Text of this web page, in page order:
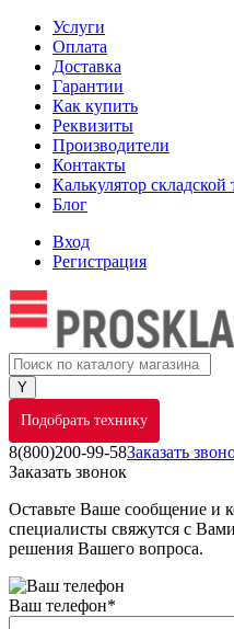
Услуги
Оплата
Доставка
Гарантии
Как купить
Реквизиты
Производители
Контакты
Калькулятор складской
Блог
Вход
Регистрация
Подобрать технику
8(800)200-99-58Заказать
Заказать звонок
Оставьте Ваше сообщение и
специалисты свяжутся с
решения Вашего вопроса.
Ваш телефон*